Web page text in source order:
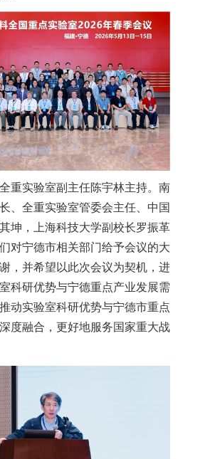
重实验室副主任陈宇林主持。南
、全重实验室管委会主任、中国
坤，上海科技大学副校长罗振革
对宁德市相关部门给予会议的大
，并希望以此次会议为契机，进
科研优势与宁德重点产业发展需
动实验室科研优势与宁德市重点
度融合，更好地服务国家重大战